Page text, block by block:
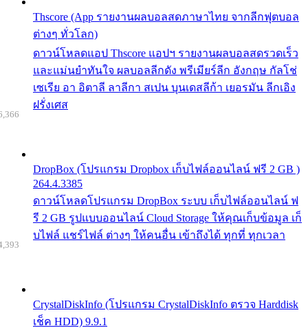
Thscore (App รายงานผลบอลสดภาษาไทย จากลีกฟุตบอล
ต่างๆ ทั่วโลก)
ดาวน์โหลดแอป Thscore แอปฯ รายงานผลบอลสดรวดเร็ว
และแม่นยำทันใจ ผลบอลลีกดัง พรีเมียร์ลีก อังกฤษ กัลโช่
เซเรีย อา อิตาลี ลาลีกา สเปน บุนเดสลีก้า เยอรมัน ลีกเอิง
ฝรั่งเศส
DropBox (โปรแกรม Dropbox เก็บไฟล์ออนไลน์ ฟรี 2 GB )
264.4.3385
ดาวน์โหลดโปรแกรม DropBox ระบบ เก็บไฟล์ออนไลน์ ฟ
รี 2 GB รูปแบบออนไลน์ Cloud Storage ให้คุณเก็บข้อมูล เก็
บไฟล์ แชร์ไฟล์ ต่างๆ ให้คนอื่น เข้าถึงได้ ทุกที่ ทุกเวลา
CrystalDiskInfo (โปรแกรม CrystalDiskInfo ตรวจ Harddisk
เช็ค HDD) 9.9.1